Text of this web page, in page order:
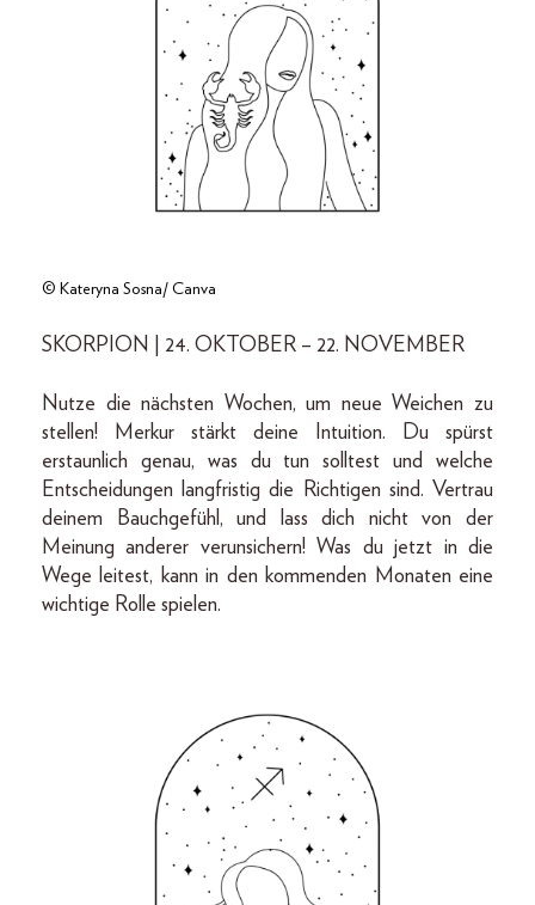
© Kateryna Sosna/ Canva
SKORPION | 24. OKTOBER – 22. NOVEMBER
Nutze die nächsten Wochen, um neue Weichen zu
stellen! Merkur stärkt deine Intuition. Du spürst
erstaunlich genau, was du tun solltest und welche
Entscheidungen langfristig die Richtigen sind. Vertrau
deinem Bauchgefühl, und lass dich nicht von der
Meinung anderer verunsichern! Was du jetzt in die
Wege leitest, kann in den kommenden Monaten eine
wichtige Rolle spielen.